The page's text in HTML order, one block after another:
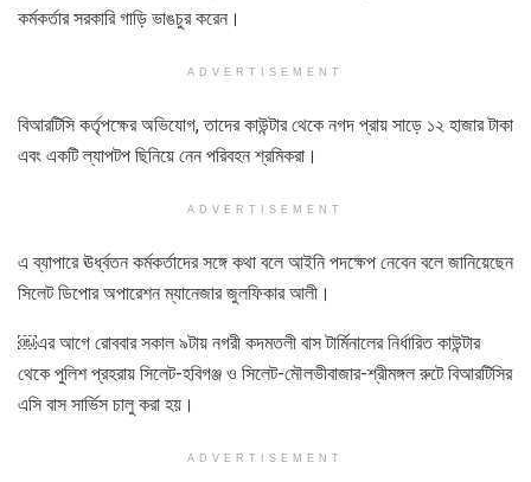
কর্মকর্তার সরকারি গাড়ি ভাঙচুর করেন।
ADVERTISEMENT
বিআরটিসি কর্তৃপক্ষের অভিযোগ, তাদের কাউন্টার থেকে নগদ প্রায় সাড়ে ১২ হাজার টাকা
এবং একটি ল্যাপটপ ছিনিয়ে নেন পরিবহন শ্রমিকরা।
ADVERTISEMENT
এ ব্যাপারে ঊর্ধ্বতন কর্মকর্তাদের সঙ্গে কথা বলে আইনি পদক্ষেপ নেবেন বলে জানিয়েছেন
সিলেট ডিপোর অপারেশন ম্যানেজার জুলফিকার আলী।
￼এর আগে রোববার সকাল ৯টায় নগরী কদমতলী বাস টার্মিনালের নির্ধারিত কাউন্টার
থেকে পুলিশ প্রহরায় সিলেট-হবিগঞ্জ ও সিলেট-মৌলভীবাজার-শ্রীমঙ্গল রুটে বিআরটিসির
এসি বাস সার্ভিস চালু করা হয়।
ADVERTISEMENT